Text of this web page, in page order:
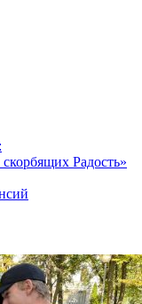
Радость»